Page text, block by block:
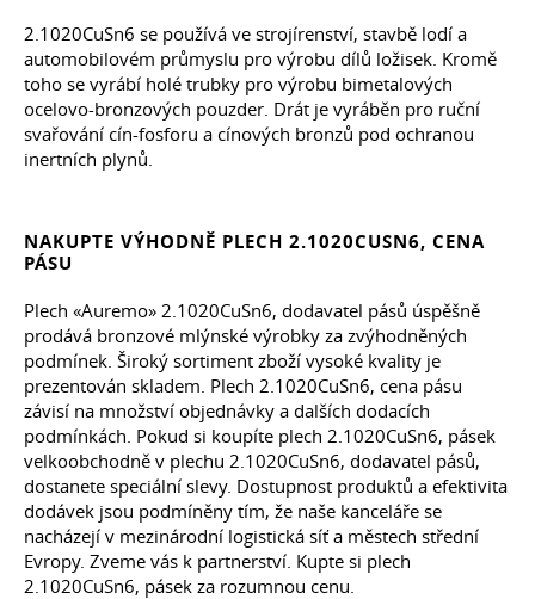
2.1020CuSn6 se používá ve strojírenství, stavbě lodí a
automobilovém průmyslu pro výrobu dílů ložisek. Kromě
toho se vyrábí holé trubky pro výrobu bimetalových
ocelovo-bronzových pouzder. Drát je vyráběn pro ruční
svařování cín-fosforu a cínových bronzů pod ochranou
inertních plynů.
NAKUPTE VÝHODNĚ PLECH 2.1020CUSN6, CENA
PÁSU
Plech «Auremo» 2.1020CuSn6, dodavatel pásů úspěšně
prodává bronzové mlýnské výrobky za zvýhodněných
podmínek. Široký sortiment zboží vysoké kvality je
prezentován skladem. Plech 2.1020CuSn6, cena pásu
závisí na množství objednávky a dalších dodacích
podmínkách. Pokud si koupíte plech 2.1020CuSn6, pásek
velkoobchodně v plechu 2.1020CuSn6, dodavatel pásů,
dostanete speciální slevy. Dostupnost produktů a efektivita
dodávek jsou podmíněny tím, že naše kanceláře se
nacházejí v mezinárodní logistická síť a městech střední
Evropy. Zveme vás k partnerství. Kupte si plech
2.1020CuSn6, pásek za rozumnou cenu.